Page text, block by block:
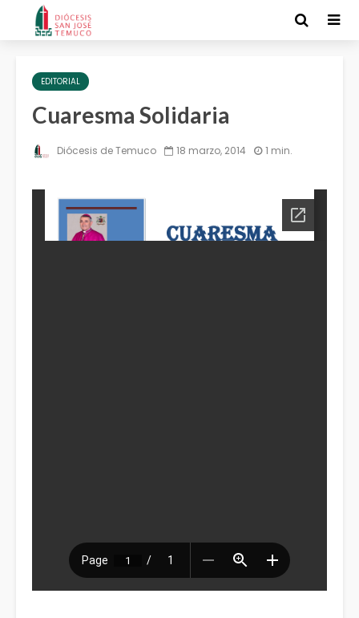
EDITORIAL
Cuaresma Solidaria
Diócesis de Temuco 18 marzo, 2014 1 min.